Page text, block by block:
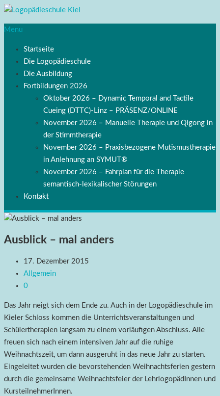
Menu
Startseite
Die Logopädieschule
Die Ausbildung
Fortbildungen 2026
Oktober 2026 – Dynamic Temporal and Tactile
Cueing (DTTC)-Linz – PRÄSENZ/ONLINE
November 2026 – Manuelle Therapie und Qigong in
der Stimmtherapie
November 2026 – Praxisbezogene Mutismustherapie
in Anlehnung an SYMUT®
November 2026 – Fahrplan für die Therapie
semantisch-lexikalischer Störungen
Kontakt
Ausblick – mal anders
17. Dezember 2015
Allgemein
0
Das Jahr neigt sich dem Ende zu. Auch in der Logopädieschule im
Kieler Schloss kommen die Unterrichtsveranstaltungen und
Schülertherapien langsam zu einem vorläufigen Abschluss. Alle
freuen sich nach einem intensiven Jahr auf die ruhige
Weihnachtszeit, um dann ausgeruht in das neue Jahr zu starten.
Eingeleitet wurden die bevorstehenden Weihnachtsferien gestern
durch die gemeinsame Weihnachtsfeier der LehrlogopädInnen und
KursteilnehmerInnen.